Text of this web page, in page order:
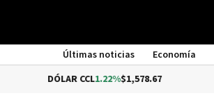
Últimas noticias Economía
1.22%$1,578.67